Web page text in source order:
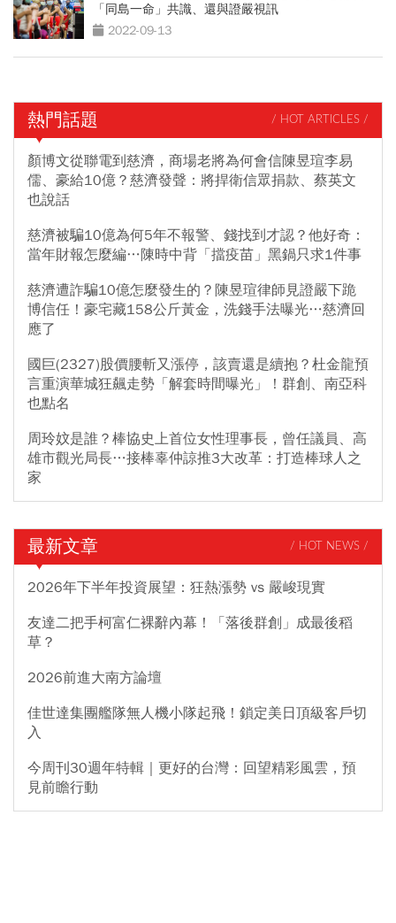
「同島一命」共識、還與證嚴視訊
2022-09-13
熱門話題 / HOT ARTICLES /
顏博文從聯電到慈濟，商場老將為何會信陳昱瑄李易
儒、豪給10億？慈濟發聲：將捍衛信眾捐款、蔡英文
也說話
慈濟被騙10億為何5年不報警、錢找到才認？他好奇：
當年財報怎麼編…陳時中背「擋疫苗」黑鍋只求1件事
慈濟遭詐騙10億怎麼發生的？陳昱瑄律師見證嚴下跪
博信任！豪宅藏158公斤黃金，洗錢手法曝光…慈濟回
應了
國巨(2327)股價腰斬又漲停，該賣還是續抱？杜金龍預
言重演華城狂飆走勢「解套時間曝光」！群創、南亞科
也點名
周玲妏是誰？棒協史上首位女性理事長，曾任議員、高
雄市觀光局長…接棒辜仲諒推3大改革：打造棒球人之
家
最新文章 / HOT NEWS /
2026年下半年投資展望：狂熱漲勢 vs 嚴峻現實
友達二把手柯富仁裸辭內幕！「落後群創」成最後稻
草？
2026前進大南方論壇
佳世達集團艦隊無人機小隊起飛！鎖定美日頂級客戶切
入
今周刊30週年特輯｜更好的台灣：回望精彩風雲，預
見前瞻行動